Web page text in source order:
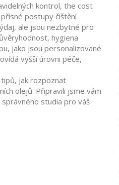
kontrol, the cost
přísné postupy čištění
ale jsou nezbytné pro
hygiena
jako jsou personalizované
vyšší úrovni péče,
jak rozpoznat
olejů. Připravili jsme vám
studia pro váš